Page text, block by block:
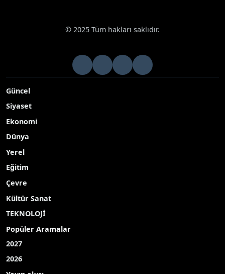
© 2025 Tüm hakları saklıdır.
Güncel
Siyaset
Ekonomi
Dünya
Yerel
Eğitim
Çevre
Kültür Sanat
TEKNOLOJİ
Popüler Aramalar
2027
2026